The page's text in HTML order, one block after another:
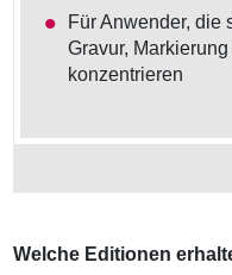
Für Anwender, die
Gravur,
konzentrieren
Welche Editionen